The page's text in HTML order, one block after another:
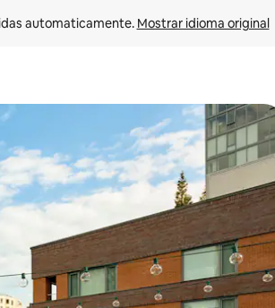
automaticamente. Mostrar idioma original